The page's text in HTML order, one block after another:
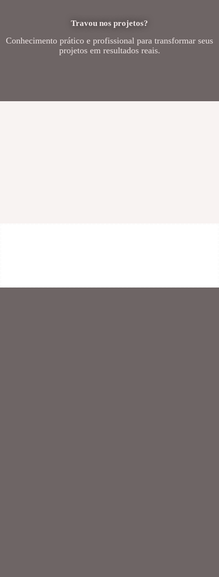
Travou nos projetos?
Conhecimento prático e profissional para transformar seus
projetos em resultados reais.